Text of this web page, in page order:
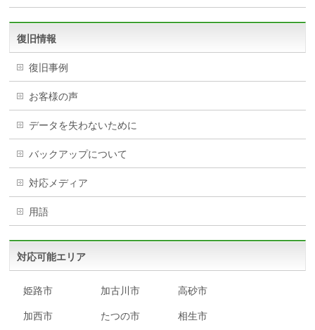
復旧情報
復旧事例
お客様の声
データを失わないために
バックアップについて
対応メディア
用語
対応可能エリア
姫路市 加古川市 高砂市
加西市 たつの市 相生市